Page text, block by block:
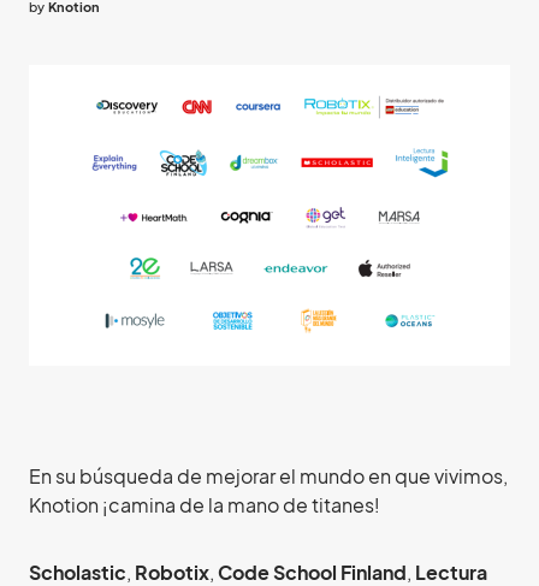
by Knotion
En su búsqueda de mejorar el mundo en que vivimos,
Knotion ¡camina de la mano de titanes!
Scholastic, Robotix,Code School Finland, Lectura